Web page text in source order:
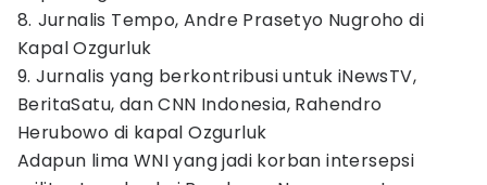
8. ⁠Jurnalis Tempo, Andre Prasetyo Nugroho di
Kapal Ozgurluk
9. Jurnalis yang berkontribusi untuk iNewsTV,
BeritaSatu, dan CNN Indonesia, Rahendro
Herubowo di kapal Ozgurluk
Adapun lima WNI yang jadi korban intersepsi